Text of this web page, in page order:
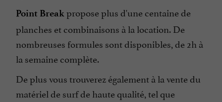
Point Breakpropose plus d'une centaine de
planches et combinaisons à la location. De
nombreuses formules sont disponibles, de 2h à
la semaine complète.
De plus vous trouverez également à la vente du
matériel de surf de haute qualité, tel que